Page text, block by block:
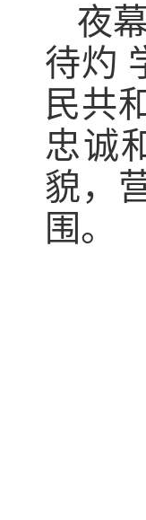
夜
待灼
民共
忠诚
貌，
围。